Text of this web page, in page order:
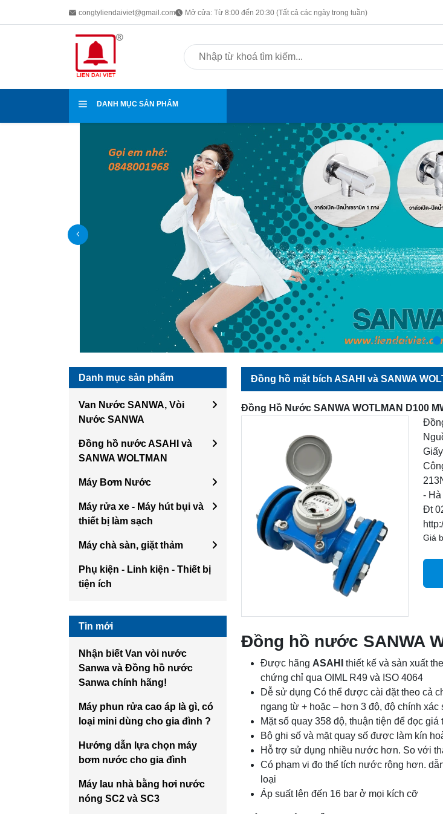
congtyliendaiviet@gmail.com Mở cửa: Từ 8:00 đến 20:30 (Tất cả các ngày trong tuần)
DANH MỤC SẢN PHẨM
Danh mục sản phẩm
Van Nước SANWA, Vòi
Nước SANWA
Đồng hồ nước ASAHI và
SANWA WOLTMAN
Máy Bơm Nước
Máy rửa xe - Máy hút bụi và
thiết bị làm sạch
Máy chà sàn, giặt thảm
Phụ kiện - Linh kiện - Thiết bị
tiện ích
Tin mới
Nhận biết Van vòi nước
Sanwa và Đồng hồ nước
Sanwa chính hãng!
Máy phun rửa cao áp là gì, có
loại mini dùng cho gia đình ?
Hướng dẫn lựa chọn máy
bơm nước cho gia đình
Máy lau nhà bằng hơi nước
nóng SC2 và SC3
Đồng hồ mặt bích ASAHI và SANWA
Đồng Hồ Nước SANWA WOTLMAN D100
- Hà
Đt
Giá
Đồng hồ nước SANWA
Được hãng ASAHI
thiết kế và sản xuất
chứng chỉ qua OIML R49 và ISO 4064
Dễ sử dụng Có thể được cài đặt theo cả
ngang từ + hoặc – hơn 3 độ, độ chính xác
Mặt số quay 358 độ, thuận tiện để đọc
Bộ ghi số và mặt quay số được làm kín
Hỗ trợ sử dụng nhiều nước hơn. So với
Có phạm vi đo thể tích nước rộng hơn.
loại
Áp suất lên đến 16 bar ở mọi kích cỡ